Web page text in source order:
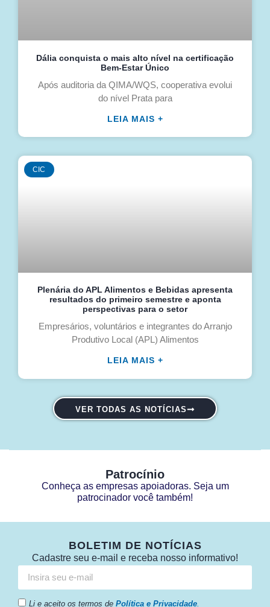
Dália conquista o mais alto nível na certificação
Bem-Estar Único
Após auditoria da QIMA/WQS, cooperativa evolui
do nível Prata para
LEIA MAIS +
CIC
Plenária do APL Alimentos e Bebidas apresenta
resultados do primeiro semestre e aponta
perspectivas para o setor
Empresários, voluntários e integrantes do Arranjo
Produtivo Local (APL) Alimentos
LEIA MAIS +
VER TODAS AS NOTÍCIAS
Patrocínio
Conheça as empresas apoiadoras. Seja um
patrocinador você também!
BOLETIM DE NOTÍCIAS
Cadastre seu e-mail e receba nosso informativo!
Li e aceito os termos de Política e Privacidade.